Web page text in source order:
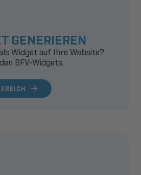
GENERIEREN
Widget auf Ihre Website?
BFV-Widgets.